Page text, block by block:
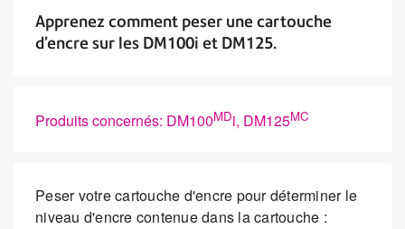
Apprenez comment peser une cartouche
d’encre sur les DM100i et DM125.
Produits concernés: DM100MDi, DM125MC
Peser votre cartouche d'encre pour déterminer le
niveau d'encre contenue dans la cartouche :